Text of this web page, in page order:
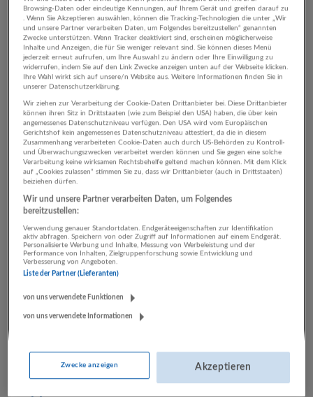
NEU
Verkäufer Feinkost (m/w/d) Samstags
07.08.2026, SPAR Österreichische Warenhandels-AG
5661 Rauris
Heute veröffentlicht
NOTFALLSANITÄTER (m/w/d) für die
Ausbildungsakademie (Teilzeit)
07.08.2026,Österreichisches Rotes Kreuz,
Landesverband Salzburg
Salzburg
Rezeption (m/w/d) im MYGYM PRIME Mondsee |
Teilzeit
Mondsee
Verkäufer Feinkost (m/w/d) 20-38,5 Std./Wo
SPAR Österreichische Warenhandels-AG
Browsing-Daten oder eindeutige Kennungen, auf Ihrem Gerät und greifen darauf zu
. Wenn Sie Akzeptieren auswählen, können die Tracking-Technologien die unter „Wir
und unsere Partner verarbeiten Daten, um Folgendes bereitzustellen“ genannten
Zwecke unterstützen. Wenn Tracker deaktiviert sind, erscheinen möglicherweise
Inhalte und Anzeigen, die für Sie weniger relevant sind. Sie können dieses Menü
jederzeit erneut aufrufen, um Ihre Auswahl zu ändern oder Ihre Einwilligung zu
widerrufen, indem Sie auf den Link Zwecke anzeigen unten auf der Webseite klicken.
Ihre Wahl wirkt sich auf unsere/n Website aus. Weitere Informationen finden Sie in
unserer Datenschutzerklärung.
Wir ziehen zur Verarbeitung der Cookie-Daten Drittanbieter bei. Diese Drittanbieter
können ihren Sitz in Drittstaaten (wie zum Beispiel den USA) haben, die über kein
angemessenes Datenschutzniveau verfügen. Den USA wird vom Europäischen
Gerichtshof kein angemessenes Datenschutzniveau attestiert, da die in diesem
Zusammenhang verarbeiteten Cookie-Daten auch durch US-Behörden zu Kontroll-
und Überwachungszwecken verarbeitet werden können und Sie gegen eine solche
Verarbeitung keine wirksamen Rechtsbehelfe geltend machen können. Mit dem Klick
auf „Cookies zulassen“ stimmen Sie zu, dass wir Drittanbieter (auch in Drittstaaten)
beiziehen dürfen.
Wir und unsere Partner verarbeiten Daten, um Folgendes
bereitzustellen:
Verwendung genauer Standortdaten. Endgeräteeigenschaften zur Identifikation
aktiv abfragen. Speichern von oder Zugriff auf Informationen auf einem Endgerät.
Personalisierte Werbung und Inhalte, Messung von Werbeleistung und der
Performance von Inhalten, Zielgruppenforschung sowie Entwicklung und
Verbesserung von Angeboten.
Liste der Partner (Lieferanten)
von uns verwendete Funktionen
von uns verwendete Informationen
Zwecke anzeigen Akzeptieren